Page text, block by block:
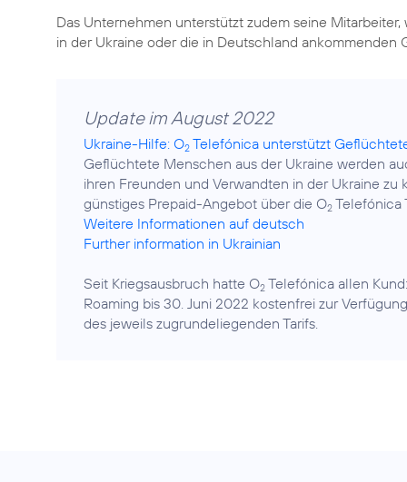
Das Unternehmen unterstützt zudem seine
in der Ukraine oder die in Deutschland
Update im August 2022
Ukraine-Hilfe: O2 Telefónica unterstützt
Geflüchtete Menschen aus der Ukraine werden
ihren Freunden und Verwandten in der Ukraine zu
günstiges Prepaid-Angebot über die O2
Weitere Informationen auf deutsch
Further information in Ukrainian
Seit Kriegsausbruch hatte O2 Telefónica allen
Roaming bis 30. Juni 2022 kostenfrei zur
des jeweils zugrundeliegenden Tarifs.